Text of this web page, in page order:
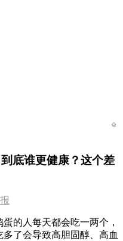
底谁更健康？这个差
的人每天都会吃一两个，
了会导致高胆固醇、高血